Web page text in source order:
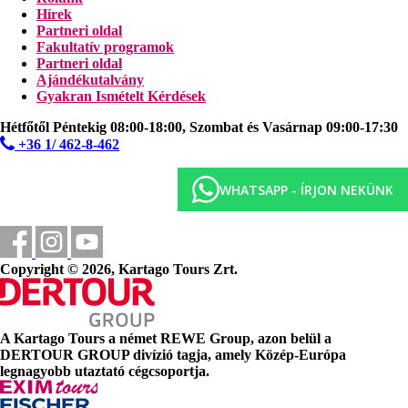
Ingyenes:
Web
Laguna Beach Hotel & Spa, Mauritius
Hivatalos kategória
3 csillag
Strand
Közvetlen tengerparti szálloda
Medencék
Pool-bár
Napágyak a medencénél
Napernyők a medencénél
Képgaléria
Hírek
Partneri oldal
Fakultatív programok
Partneri oldal
Ajándékutalvány
Gyakran Ismételt Kérdések
Hétfőtől Péntekig 08:00-18:00, Szombat és Vasárnap 09:00-17:30
+36 1/ 462-8-462
WHATSAPP - ÍRJON NEKÜNK
Copyright © 2026, Kartago Tours Zrt.
A Kartago Tours a német REWE Group, azon belül a
DERTOUR GROUPdivízió tagja, amely Közép-Európa
legnagyobb utaztató cégcsoportja.